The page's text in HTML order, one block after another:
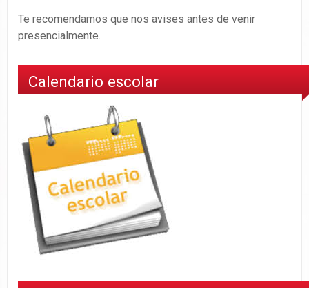
Te recomendamos que nos avises antes de venir
presencialmente.
Calendario escolar